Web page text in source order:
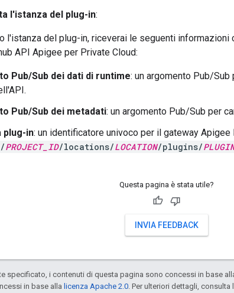
l'istanza del plug-in:
l'istanza del plug-in, riceverai le seguenti
API Apigee per Private Cloud:
Pub/Sub dei dati di runtime: un argomento Pub/
Pub/Sub dei metadati: un argomento Pub/Sub per
plug-in: un identificatore univoco per il gateway
PROJECT_ID/locations/LOCATION/plugins/
Questa pagina è stata utile?
INVIA FEEDBACK
specificato, i contenuti di questa pagina sono concessi in base
in base alla licenza Apache 2.0. Per ulteriori dettagli, consulta